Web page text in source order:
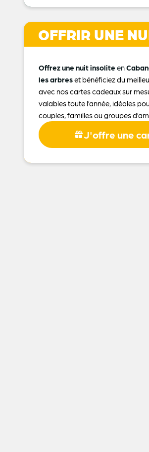
OFFRIR UNE
Offrez une nuit insolite en
les arbreset bénéficiez du
avec nos cartes cadeaux sur
valables toute l’année, idéales
couples, familles ou groupes
J'offre une